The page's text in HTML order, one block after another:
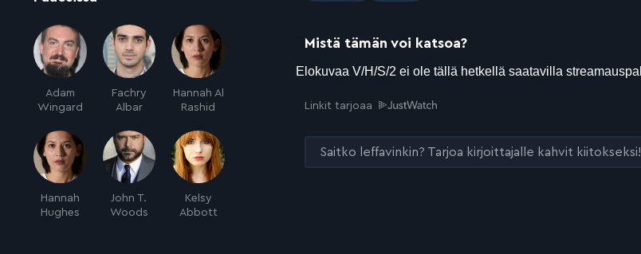
Adam
Wingard
Fachry
Albar
Hannah Al
Rashid
Hannah
Hughes
John T.
Woods
Kelsy
Abbott
Mistä tämän voi katsoa?
Linkit tarjoaa
Saitko leffavinkin? Tarjoa kirjoittajalle kahvit kiitokseksi!